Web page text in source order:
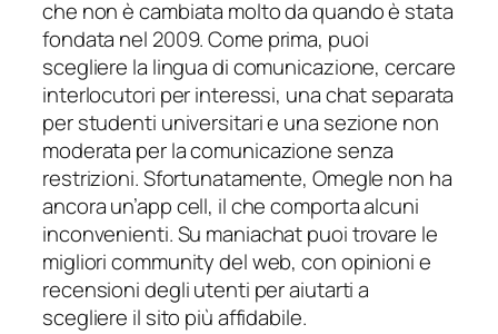
che non è cambiata molto da quando è stata
fondata nel 2009. Come prima, puoi
scegliere la lingua di comunicazione, cercare
interlocutori per interessi, una chat separata
per studenti universitari e una sezione non
moderata per la comunicazione senza
restrizioni. Sfortunatamente, Omegle non ha
ancora un’app cell, il che comporta alcuni
inconvenienti. Su maniachat puoi trovare le
migliori community del web, con opinioni e
recensioni degli utenti per aiutarti a
scegliere il sito più affidabile.